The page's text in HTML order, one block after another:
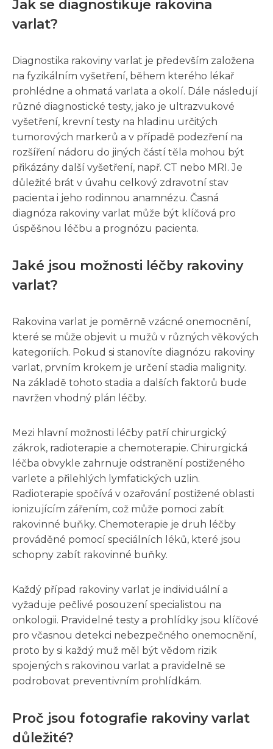
Jak se diagnostikuje rakovina
varlat?
Diagnostika rakoviny varlat je především založena
na fyzikálním vyšetření, během kterého lékař
prohlédne a ohmatá varlata a okolí. Dále následují
různé diagnostické testy, jako je ultrazvukové
vyšetření, krevní testy na hladinu určitých
tumorových markerů a v případě podezření na
rozšíření nádoru do jiných částí těla mohou být
přikázány další vyšetření, např. CT nebo MRI. Je
důležité brát v úvahu celkový zdravotní stav
pacienta i jeho rodinnou anamnézu. Časná
diagnóza rakoviny varlat může být klíčová pro
úspěšnou léčbu a prognózu pacienta.
Jaké jsou možnosti léčby rakoviny
varlat?
Rakovina varlat je poměrně vzácné onemocnění,
které se může objevit u mužů v různých věkových
kategoriích. Pokud si stanovíte diagnózu rakoviny
varlat, prvním krokem je určení stadia malignity.
Na základě tohoto stadia a dalších faktorů bude
navržen vhodný plán léčby.
Mezi hlavní možnosti léčby patří chirurgický
zákrok, radioterapie a chemoterapie. Chirurgická
léčba obvykle zahrnuje odstranění postiženého
varlete a přilehlých lymfatických uzlin.
Radioterapie spočívá v ozařování postižené oblasti
ionizujícím zářením, což může pomoci zabít
rakovinné buňky. Chemoterapie je druh léčby
prováděné pomocí speciálních léků, které jsou
schopny zabít rakovinné buňky.
Každý případ rakoviny varlat je individuální a
vyžaduje pečlivé posouzení specialistou na
onkologii. Pravidelné testy a prohlídky jsou klíčové
pro včasnou detekci nebezpečného onemocnění,
proto by si každý muž měl být vědom rizik
spojených s rakovinou varlat a pravidelně se
podrobovat preventivním prohlídkám.
Proč jsou fotografie rakoviny varlat
důležité?